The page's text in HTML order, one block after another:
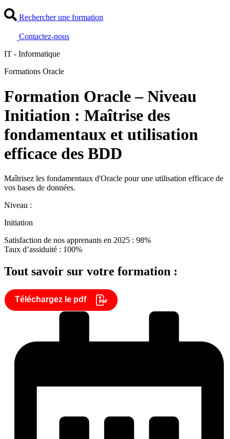
Rechercher une formation
Contactez-nous
IT - Informatique
Formations Oracle
Formation Oracle – Niveau
Initiation : Maîtrise des
fondamentaux et utilisation
efficace des BDD
Maîtrisez les fondamentaux d'Oracle pour une utilisation efficace de
vos bases de données.
Niveau :
Initiation
Satisfaction de nos apprenants en 2025 : 98%
Taux d’assiduité : 100%
Tout savoir sur votre formation :
Téléchargez le pdf